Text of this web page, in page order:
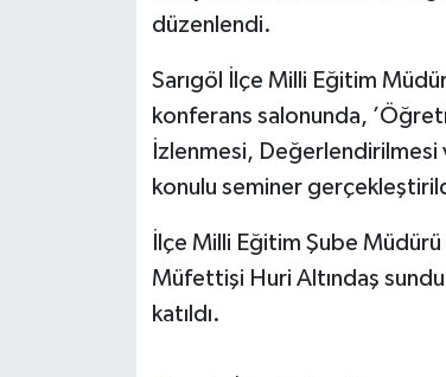
düzenlendi.
Sarıgöl İlçe Milli Eğitim
konferans salonunda,
İzlenmesi, Değerlendirilmesi
konulu seminer
İlçe Milli Eğitim Şube
Müfettişi Huri Altındaş
katıldı.